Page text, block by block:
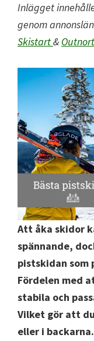
Inlägget
genom
Skistart&
Att åka skidor
spännande,
pistskidan som
Fördelen med
stabila och
Vilket gör att
eller i